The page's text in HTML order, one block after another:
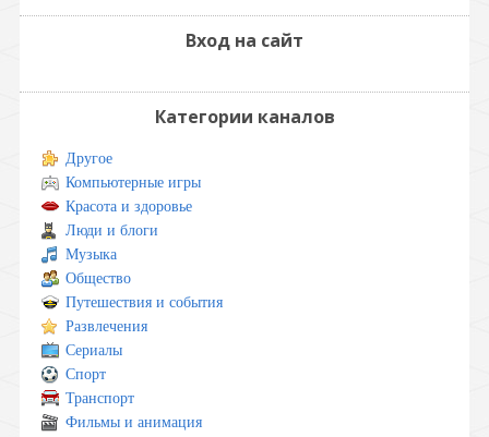
Вход на сайт
Категории каналов
Другое
Компьютерные игры
Красота и здоровье
Люди и блоги
Музыка
Общество
Путешествия и события
Развлечения
Сериалы
Спорт
Транспорт
Фильмы и анимация